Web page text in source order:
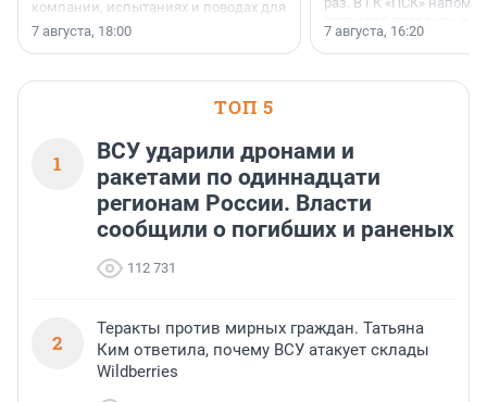
компании, испытаниях и поводах для
осторожного оптимизма.
7 августа, 18:00
поменялась роль
7 августа, 16:20
ТОП 5
1
ВСУ ударили дронами и
ракетами по одиннадцати
регионам России. Власти
сообщили о погибших и раненых
112 731
2
Теракты против мирных граждан. Татьяна
Ким ответила, почему ВСУ атакует склады
Wildberries